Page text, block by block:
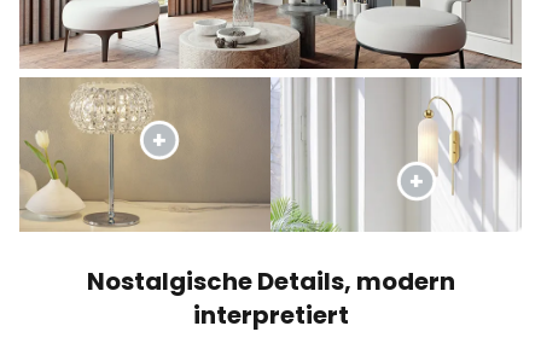
Nostalgische Details, modern
interpretiert